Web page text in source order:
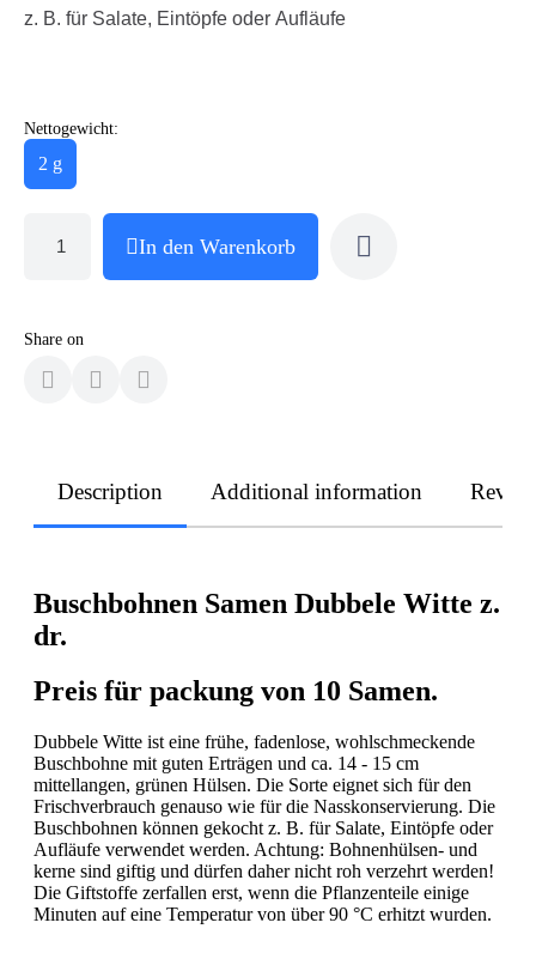
z. B. für Salate, Eintöpfe oder Aufläufe
Nettogewicht:
2 g
In den Warenkorb
Share on
Description Additional information
Buschbohnen Samen Dubbele Witte z.
dr.
Preis für packung von 10 Samen.
Dubbele Witte ist eine frühe, fadenlose, wohlschmeckende
Buschbohne mit guten Erträgen und ca. 14 - 15 cm
mittellangen, grünen Hülsen. Die Sorte eignet sich für den
Frischverbrauch genauso wie für die Nasskonservierung. Die
Buschbohnen können gekocht z. B. für Salate, Eintöpfe oder
Aufläufe verwendet werden. Achtung: Bohnenhülsen- und
kerne sind giftig und dürfen daher nicht roh verzehrt werden!
Die Giftstoffe zerfallen erst, wenn die Pflanzenteile einige
Minuten auf eine Temperatur von über 90 °C erhitzt wurden.